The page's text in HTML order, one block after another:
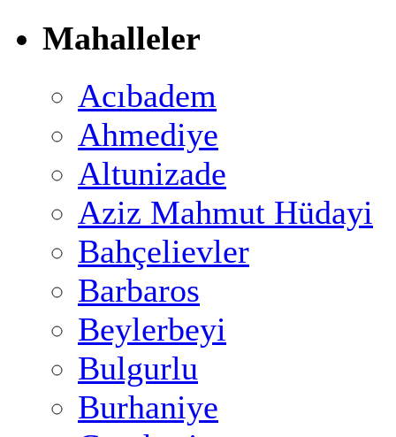
Mahalleler
Acıbadem
Ahmediye
Altunizade
Aziz Mahmut Hüdayi
Bahçelievler
Barbaros
Beylerbeyi
Bulgurlu
Burhaniye